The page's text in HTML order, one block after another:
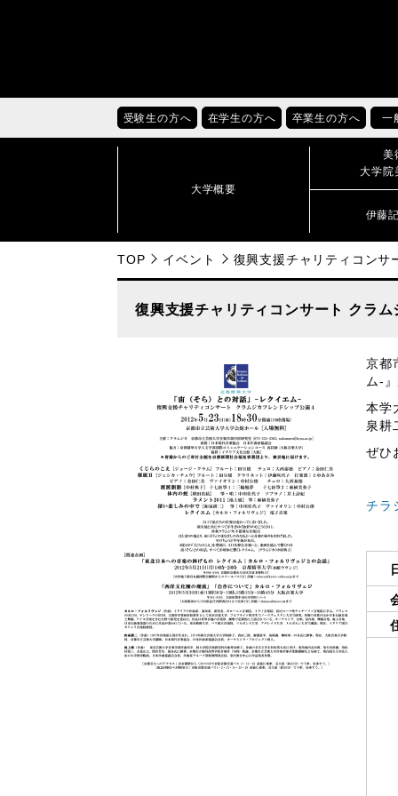
受験生の方へ 在学生の方へ 卒業生の方へ 一
大学概要
美
大学院
伊藤
TOP イベント 復興支援チャリティコンサ
復興支援チャリティコンサート クラ
京都
ム-
本学
泉耕
ぜひ
チラ